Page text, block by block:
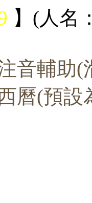
】(人名
音輔助
曆(預設